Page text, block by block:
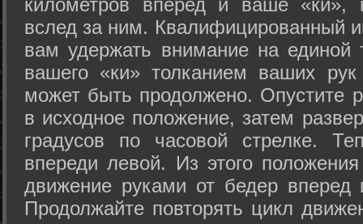
километров вперед и ваше «ки»,
вслед за ним. Квалифицированный
вам удержать внимание на единой
вашего «ки» толканием ваших
может быть продолжено. Опустите
в исходное положение, затем
градусов по часовой стрелке.
впереди левой. Из этого
движение руками от бедер вперед
Продолжайте повторять цикл